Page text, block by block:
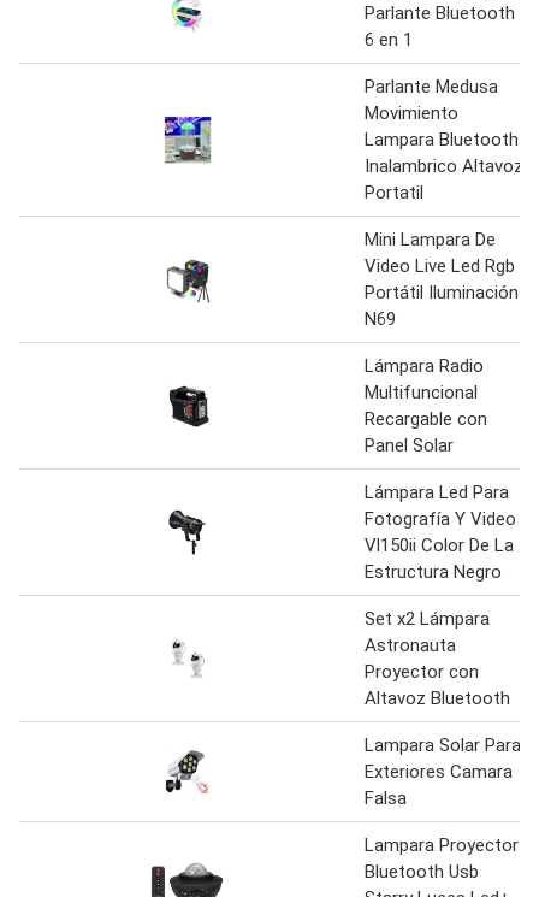
Parlante Bluetooth
6 en 1
Parlante Medusa
Movimiento
Lampara Bluetooth
Inalambrico Altavoz
Portatil
Mini Lampara De
Video Live Led Rgb
Portátil Iluminación
N69
Lámpara Radio
Multifuncional
Recargable con
Panel Solar
Lámpara Led Para
Fotografía Y Video
Vl150ii Color De La
Estructura Negro
Set x2 Lámpara
Astronauta
Proyector con
Altavoz Bluetooth
Lampara Solar Para
Exteriores Camara
Falsa
Lampara Proyector
Bluetooth Usb